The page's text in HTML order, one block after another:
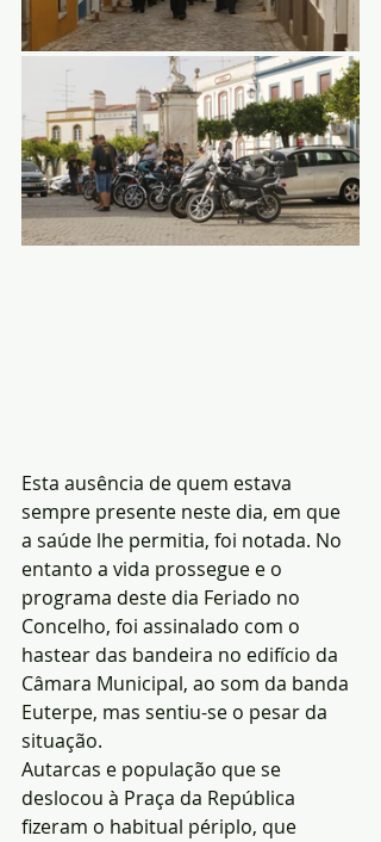
Esta ausência de quem estava
sempre presente neste dia, em que
a saúde lhe permitia, foi notada. No
entanto a vida prossegue e o
programa deste dia Feriado no
Concelho, foi assinalado com o
hastear das bandeira no edifício da
Câmara Municipal, ao som da banda
Euterpe, mas sentiu-se o pesar da
situação.
Autarcas e população que se
deslocou à Praça da República
fizeram o habitual périplo, que